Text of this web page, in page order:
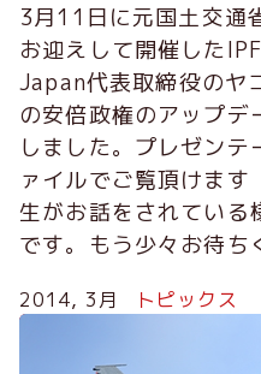
3月11日に元国土交通
お迎えして開催した
Japan代表取締役のヤ
の安倍政権のアップデ
しました。プレゼンテ
ァイルでご覧頂けます
生がお話をされている
です。もう少々お待ち
2014, 3月 トピックス